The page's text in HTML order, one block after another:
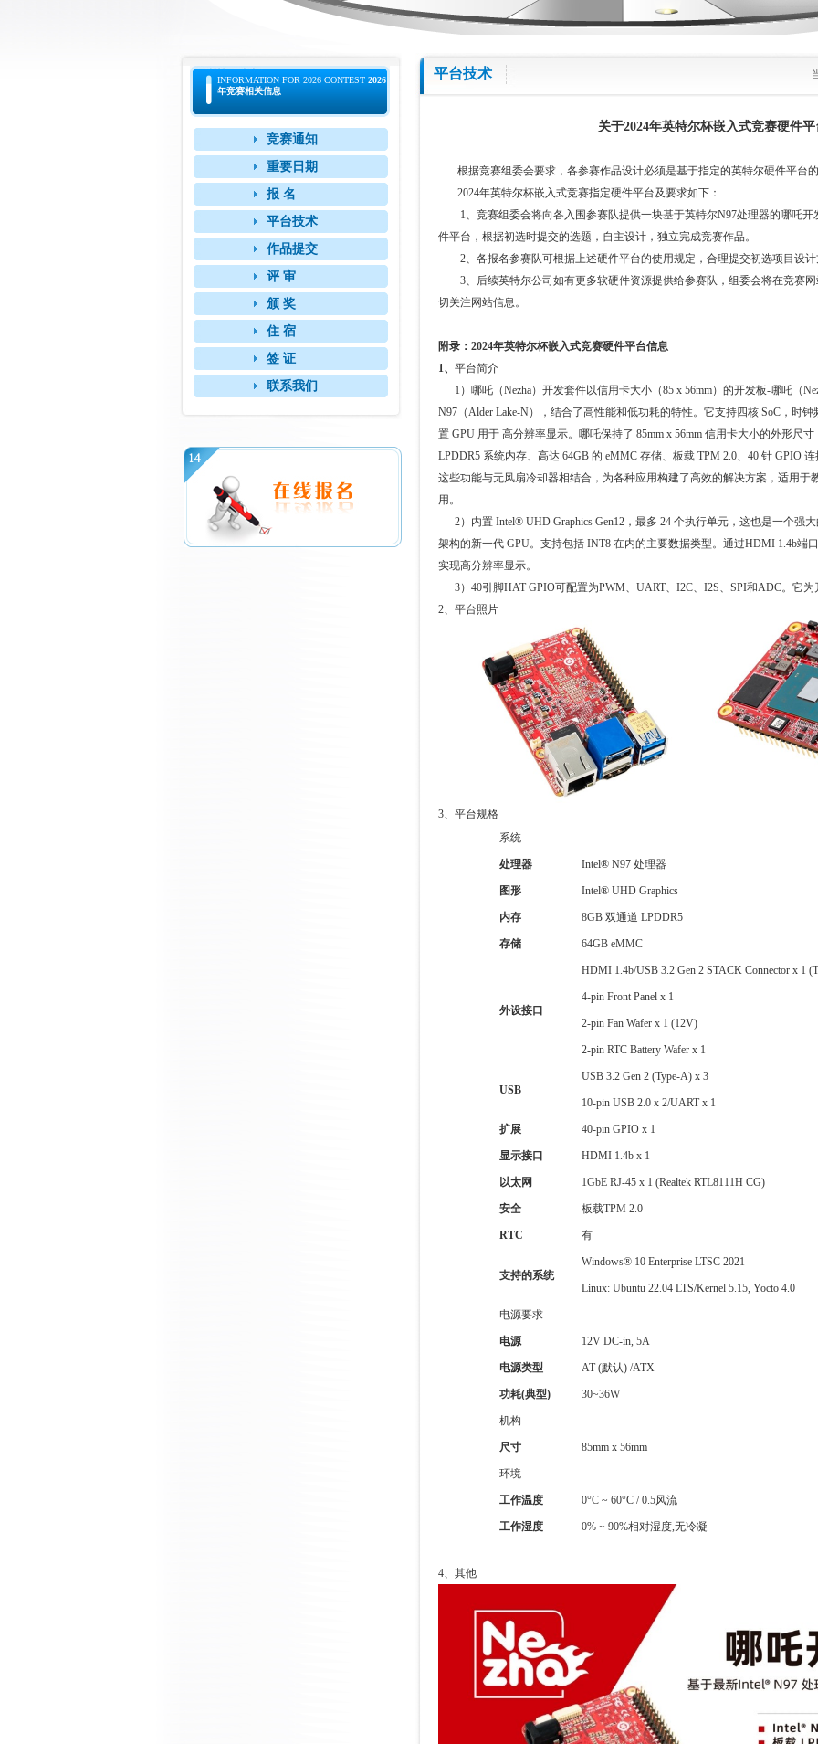
INFORMATION FOR 2026 CONTEST 2026
年竞赛相关信息
竞赛通知
重要日期
报 名
平台技术
作品提交
评 审
颁 奖
住 宿
签 证
联系我们
平台技术
关于2024年英特尔杯嵌入式竞赛硬件平
根据竞赛组委会要求，各参赛作品设计必须是基于指定的英特尔硬件平台的
2024年英特尔杯嵌入式竞赛指定硬件平台及要求如下：
1、竞赛组委会将向各入围参赛队提供一块基于英特尔N97处理器的哪吒开
件平台，根据初选时提交的选题，自主设计，独立完成竞赛作品。
2、各报名参赛队可根据上述硬件平台的使用规定，合理提交初选项目设计
3、后续英特尔公司如有更多软硬件资源提供给参赛队，组委会将在竞赛网
切关注网站信息。
附录：2024年英特尔杯嵌入式竞赛硬件平台信息
1、 平台简介
1）哪吒（Nezha）开发套件以信用卡大小（85 x 56mm）的开发板-哪吒（
N97（Alder Lake-N），结合了高性能和低功耗的特性。它支持四核 SoC，时钟
置 GPU 用于 高分辨率显示。哪吒保持了 85mm x 56mm 信用卡大小的外形尺
LPDDR5 系统内存、高达 64GB 的 eMMC 存储、板载 TPM 2.0、40 针 GPIO
这些功能与无风扇冷却器相结合，为各种应用构建了高效的解决方案，适用于
用。
2）内置 Intel® UHD Graphics Gen12，最多 24 个执行单元，这也是一个强
架构的新一代 GPU。支持包括 INT8 在内的主要数据类型。通过HDMI 1.4b端
实现高分辨率显示。
3）40引脚HAT GPIO可配置为PWM、UART、I2C、I2S、SPI和ADC。它为
2、平台照片
3、平台规格
系统
处理器 Intel® N97 处理器
图形 Intel® UHD Graphics
内存 8GB 双通道 LPDDR5
存储 64GB eMMC
外设接口
HDMI 1.4b/USB 3.2 Gen 2 STACK Connector x 1
4-pin Front Panel x 1
2-pin Fan Wafer x 1 (12V)
2-pin RTC Battery Wafer x 1
USB
USB 3.2 Gen 2 (Type-A) x 3
10-pin USB 2.0 x 2/UART x 1
扩展 40-pin GPIO x 1
显示接口 HDMI 1.4b x 1
以太网 1GbE RJ-45 x 1 (Realtek RTL8111H CG)
安全 板载TPM 2.0
RTC 有
支持的系统
Windows® 10 Enterprise LTSC 2021
Linux: Ubuntu 22.04 LTS/Kernel 5.15, Yocto 4.0
电源要求
电源 12V DC-in, 5A
电源类型 AT (默认) /ATX
功耗(典型) 30~36W
机构
尺寸 85mm x 56mm
环境
工作温度 0°C ~ 60°C / 0.5风流
工作湿度 0% ~ 90%相对湿度,无冷凝
4、其他